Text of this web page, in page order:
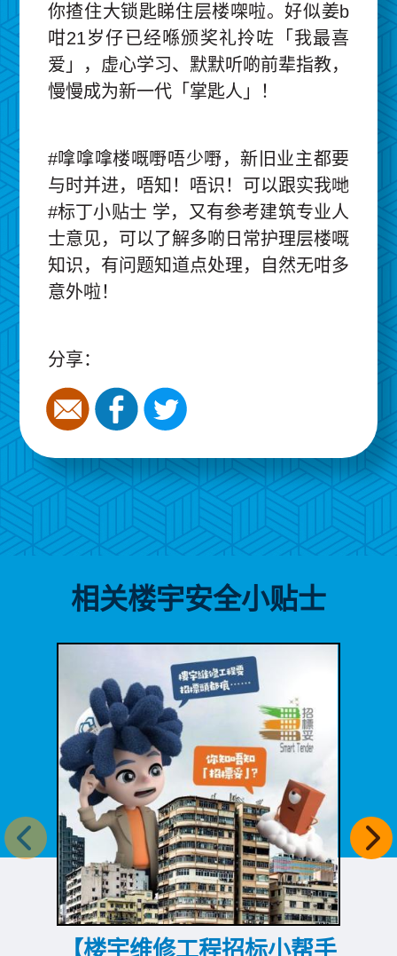
你揸住大锁匙睇住层楼㗎啦。好似姜b
咁21岁仔已经喺颁奖礼拎咗「我最喜
爱」，虚心学习、默默听啲前辈指教，
慢慢成为新一代「掌匙人」！
#嗱嗱嗱楼嘅嘢唔少嘢，新旧业主都要
与时并进，唔知！唔识！可以跟实我哋
#标丁小贴士 学，又有参考建筑专业人
士意见，可以了解多啲日常护理层楼嘅
知识，有问题知道点处理，自然无咁多
意外啦！
分享：
相关楼宇安全小贴士
【楼宇维修工程招标小帮手
上一个 下